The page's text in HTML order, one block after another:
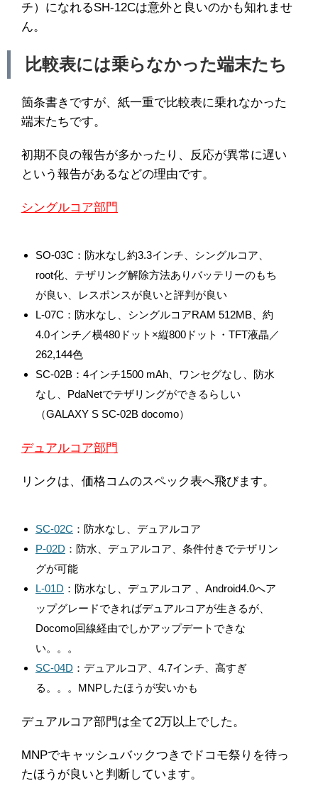
チ）になれるSH-12Cは意外と良いのかも知れませ
ん。
比較表には乗らなかった端末たち
箇条書きですが、紙一重で比較表に乗れなかった
端末たちです。
初期不良の報告が多かったり、反応が異常に遅い
という報告があるなどの理由です。
シングルコア部門
SO-03C：防水なし約3.3インチ、シングルコア、
root化、テザリング解除方法ありバッテリーのもち
が良い、レスポンスが良いと評判が良い
L-07C：防水なし、シングルコアRAM 512MB、約
4.0インチ／横480ドット×縦800ドット・TFT液晶／
262,144色
SC-02B：4インチ1500 mAh、ワンセグなし、防水
なし、PdaNetでテザリングができるらしい
（GALAXY S SC-02B docomo）
デュアルコア部門
リンクは、価格コムのスペック表へ飛びます。
SC-02C ：防水なし、デュアルコア
P-02D ：防水、デュアルコア、条件付きでテザリン
グが可能
L-01D ：防水なし、デュアルコア 、Android4.0へア
ップグレードできればデュアルコアが生きるが、
Docomo回線経由でしかアップデートできな
い。。。
SC-04D ：デュアルコア、4.7インチ、高すぎ
る。。。MNPしたほうが安いかも
デュアルコア部門は全て2万以上でした。
MNPでキャッシュバックつきでドコモ祭りを待っ
たほうが良いと判断しています。